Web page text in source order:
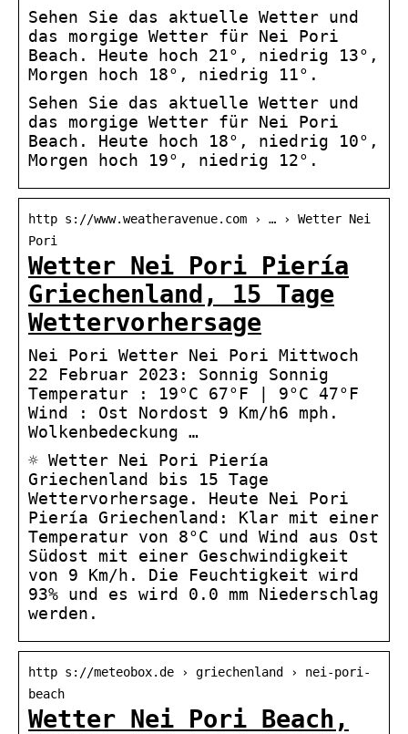
Sehen Sie das aktuelle Wetter und
das morgige Wetter für Nei Pori
Beach. Heute hoch 21°, niedrig 13°,
Morgen hoch 18°, niedrig 11°.
Sehen Sie das aktuelle Wetter und
das morgige Wetter für Nei Pori
Beach. Heute hoch 18°, niedrig 10°,
Morgen hoch 19°, niedrig 12°.
http s://www.weatheravenue.com › … › Wetter Nei
Pori
Wetter Nei Pori Piería
Griechenland, 15 Tage
Wettervorhersage
Nei Pori Wetter Nei Pori Mittwoch
22 Februar 2023: Sonnig Sonnig
Temperatur : 19°C 67°F | 9°C 47°F
Wind : Ost Nordost 9 Km/h6 mph.
Wolkenbedeckung …
☼ Wetter Nei Pori Piería
Griechenland bis 15 Tage
Wettervorhersage. Heute Nei Pori
Piería Griechenland: Klar mit einer
Temperatur von 8°C und Wind aus Ost
Südost mit einer Geschwindigkeit
von 9 Km/h. Die Feuchtigkeit wird
93% und es wird 0.0 mm Niederschlag
werden.
http s://meteobox.de › griechenland › nei-pori-
beach
Wetter Nei Pori Beach,